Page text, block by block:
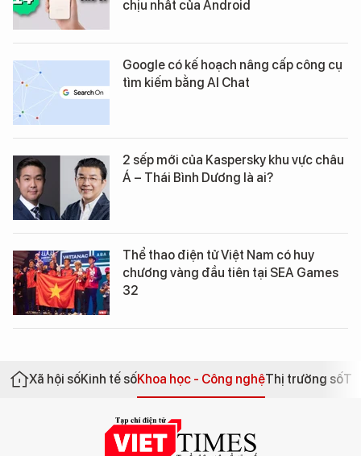
chịu nhất của Android
Google có kế hoạch nâng cấp công cụ
tìm kiếm bằng AI Chat
2 sếp mới của Kaspersky khu vực châu
Á – Thái Bình Dương là ai?
Thể thao điện tử Việt Nam có huy
chương vàng đầu tiên tại SEA Games
32
Xã hội sốKinh tế sốKhoa học - Công nghệThị trường số